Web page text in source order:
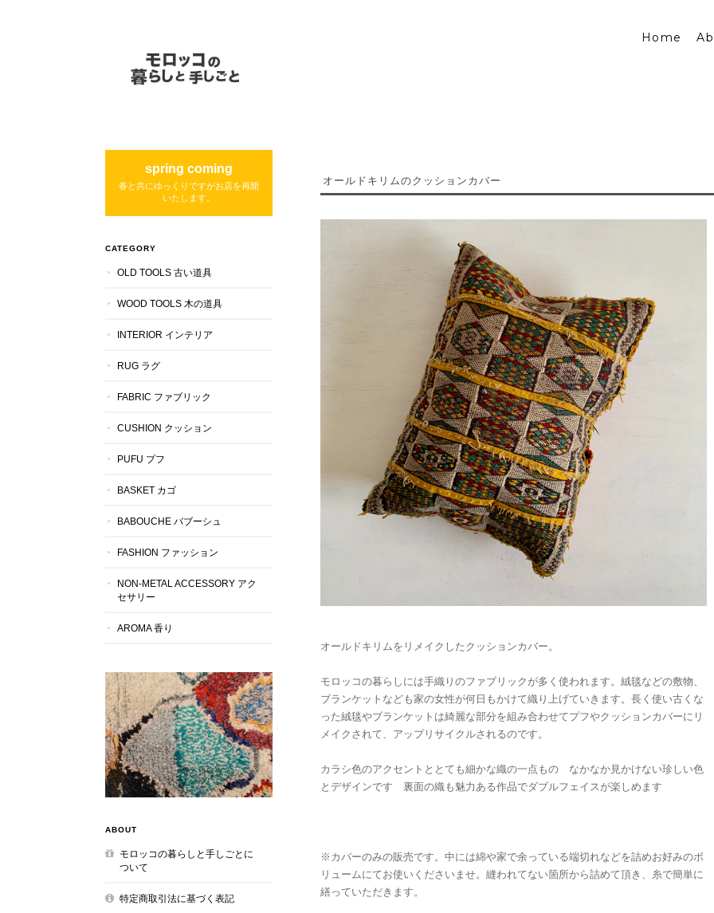
Home
オールドキリムのクッションカバー
オールドキリムをリメイクしたクッションカバー。
モロッコの暮らしには手織りのファブリックが多く使われます。絨毯などの敷物、
ブランケットなども家の女性が何日もかけて織り上げていきます。長く使い古くな
った絨毯やブランケットは綺麗な部分を組み合わせてプフやクッションカバーにリ
メイクされて、アップリサイクルされるのです。
カラシ色のアクセントととても細かな織の一点もの なかなか見かけない珍しい色
とデザインです 裏面の織も魅力ある作品でダブルフェイスが楽しめます
※カバーのみの販売です。中には綿や家で余っている端切れなどを詰めお好みのボ
リュームにてお使いくださいませ。縫われてない箇所から詰めて頂き、糸で簡単に
繕っていただきます。
spring coming
春と共にゆっくりですがお店を再開
いたします。
CATEGORY
OLD TOOLS 古い道具
WOOD TOOLS 木の道具
INTERIOR インテリア
RUG ラグ
FABRIC ファブリック
CUSHION クッション
PUFU プフ
BASKET カゴ
BABOUCHE バブーシュ
FASHION ファッション
NON-METAL ACCESSORY アク
セサリー
AROMA 香り
ABOUT
モロッコの暮らしと手しごとに
ついて
特定商取引法に基づく表記